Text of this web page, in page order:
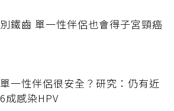
別鐵齒 單一性伴侶也會得子宮頸癌
單一性伴侶很安全？研究：仍有近
6成感染HPV